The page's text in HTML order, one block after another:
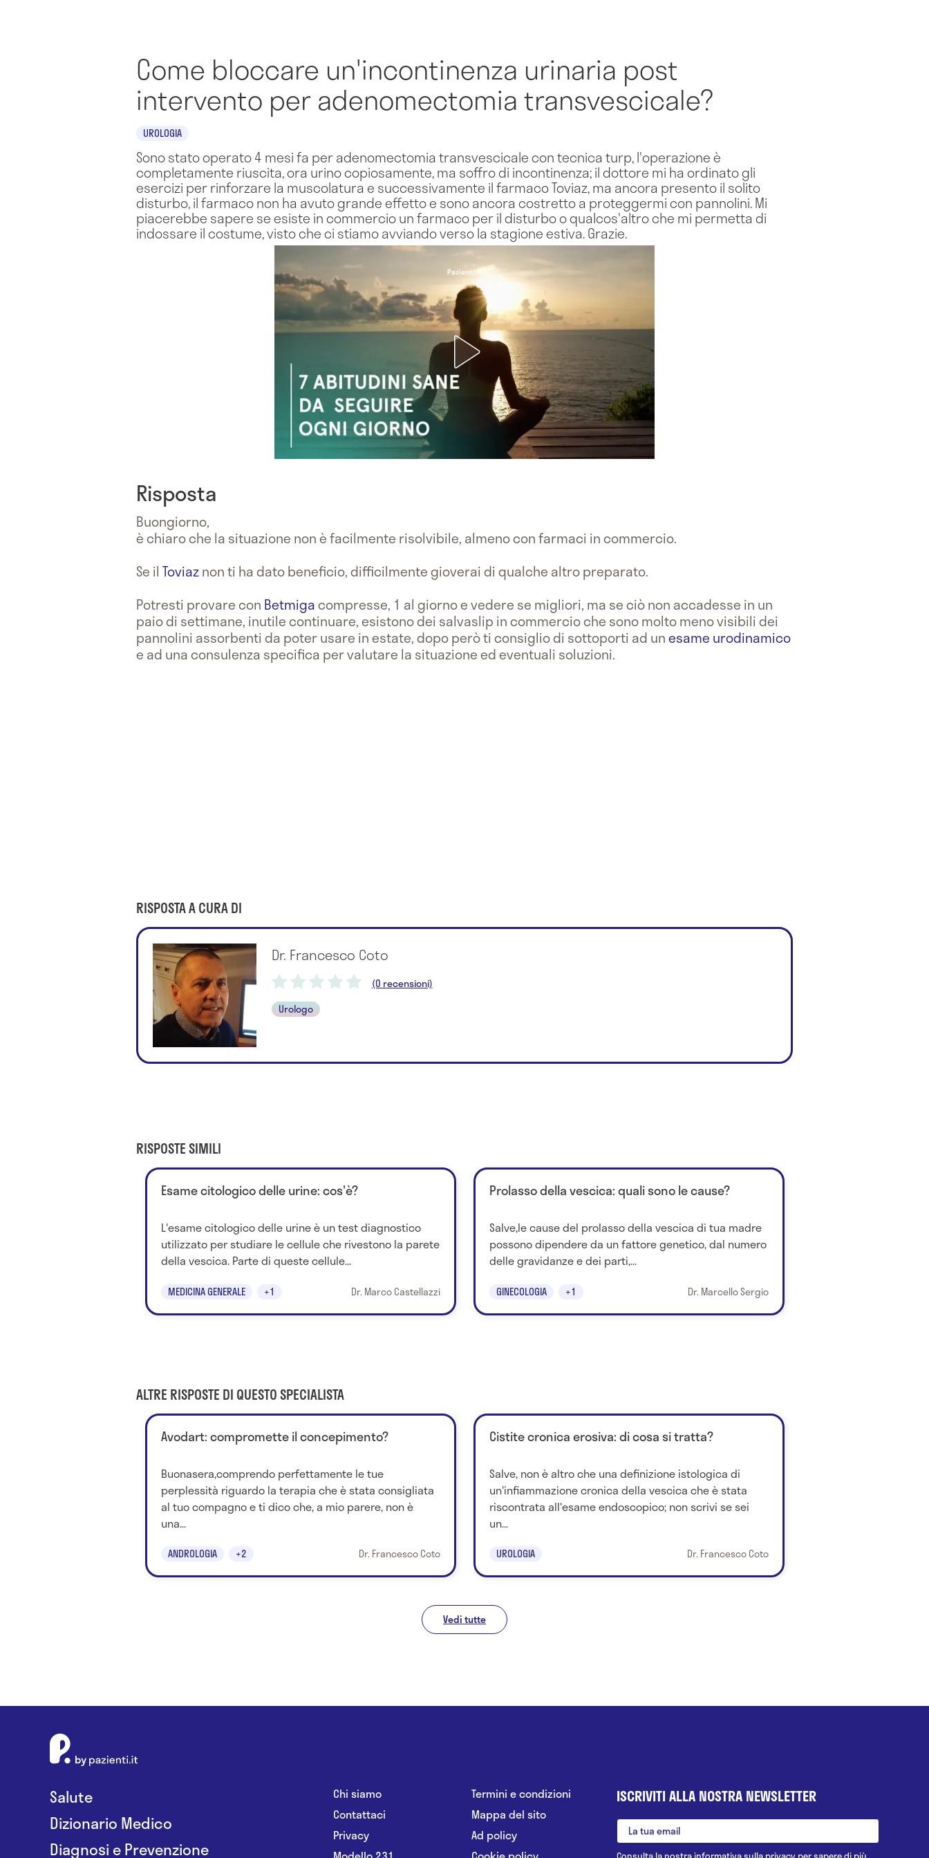
Come bloccare un'incontinenza urinaria post
intervento per adenomectomia transvescicale?
UROLOGIA
Sono stato operato 4 mesi fa per adenomectomia transvescicale con tecnica turp, l'operazione è
completamente riuscita, ora urino copiosamente, ma soffro di incontinenza; il dottore mi ha ordinato gli
esercizi per rinforzare la muscolatura e successivamente il farmaco Toviaz, ma ancora presento il solito
disturbo, il farmaco non ha avuto grande effetto e sono ancora costretto a proteggermi con pannolini. Mi
piacerebbe sapere se esiste in commercio un farmaco per il disturbo o qualcos'altro che mi permetta di
indossare il costume, visto che ci stiamo avviando verso la stagione estiva. Grazie.
Risposta
Buongiorno,
è chiaro che la situazione non è facilmente risolvibile, almeno con farmaci in commercio.
Se il Toviaznon ti ha dato beneficio, difficilmente gioverai di qualche altro preparato.
Potresti provare con Betmigacompresse, 1 al giorno e vedere se migliori, ma se ciò non accadesse in un
paio di settimane, inutile continuare, esistono dei salvaslip in commercio che sono molto meno visibili dei
pannolini assorbenti da poter usare in estate, dopo però ti consiglio di sottoporti ad unesame urodinamico
e ad una consulenza specifica per valutare la situazione ed eventuali soluzioni.
RISPOSTA A CURA DI
Dr. Francesco Coto
(0 recensioni)
Urologo
RISPOSTE SIMILI
Esame citologico delle urine: cos'è?
L'esame citologico delle urine è un test diagnostico
utilizzato per studiare le cellule che rivestono la parete
della vescica. Parte di queste cellule...
MEDICINA GENERALE +1 Dr. Marco Castellazzi
Prolasso della vescica: quali sono le cause?
Salve,le cause del prolasso della vescica di tua madre
possono dipendere da un fattore genetico, dal numero
delle gravidanze e dei parti,...
GINECOLOGIA +1 Dr. Marcello Sergio
ALTRE RISPOSTE DI QUESTO SPECIALISTA
Avodart: compromette il concepimento?
Buonasera,comprendo perfettamente le tue
perplessità riguardo la terapia che è stata consigliata
al tuo compagno e ti dico che, a mio parere, non è
una...
ANDROLOGIA +2 Dr. Francesco Coto
Cistite cronica erosiva: di cosa si tratta?
Salve, non è altro che una definizione istologica di
un'infiammazione cronica della vescica che è stata
riscontrata all'esame endoscopico; non scrivi se sei
un...
UROLOGIA Dr. Francesco Coto
Vedi tutte
Salute
Dizionario Medico
Diagnosi e Prevenzione
Chi siamo
Contattaci
Privacy
Termini e condizioni
Mappa del sito
Ad policy
ISCRIVITI ALLA NOSTRA NEWSLETTER